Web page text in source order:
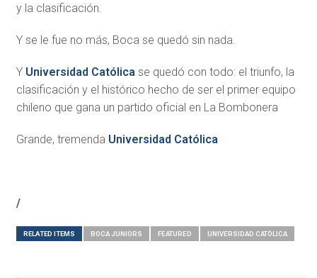
y la clasificación.
Y se le fue no más, Boca se quedó sin nada.
Y Universidad Católicase quedó con todo: el triunfo, la
clasificación y el histórico hecho de ser el primer equipo
chileno que gana un partido oficial en La Bombonera
Grande, tremenda Universidad Católica
/
RELATED ITEMS BOCA JUNIORS FEATURED UNIVERSIDAD CATÓLICA